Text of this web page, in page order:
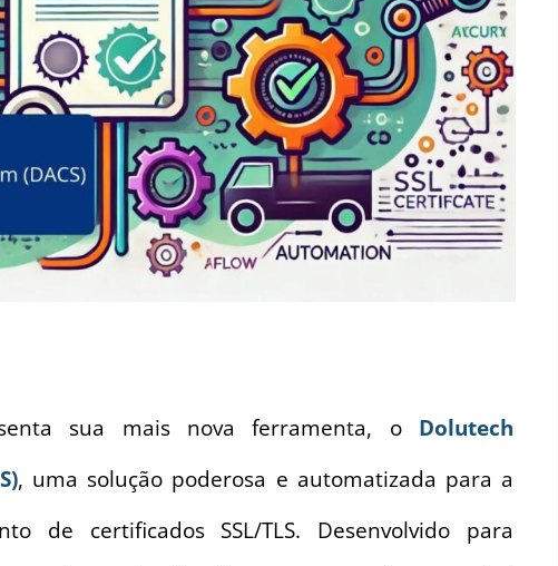
sua mais nova ferramenta, o Dolutech
, uma solução poderosa e automatizada para a
de certificados SSL/TLS. Desenvolvido para